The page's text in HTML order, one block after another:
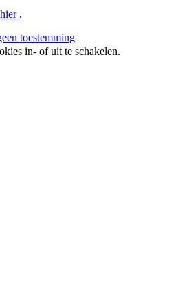
hier .
toestemming
in- of uit te schakelen.